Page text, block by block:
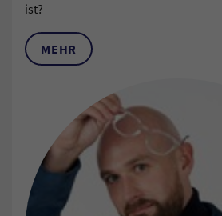
ist?
MEHR